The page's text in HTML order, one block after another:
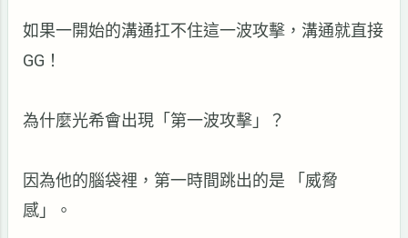
如果一開始的溝通扛不住這一波攻擊，溝通就直接
GG ！
為什麼光希會出現「第一波攻擊」？
因為他的腦袋裡，第一時間跳出的是
「威脅
感」。